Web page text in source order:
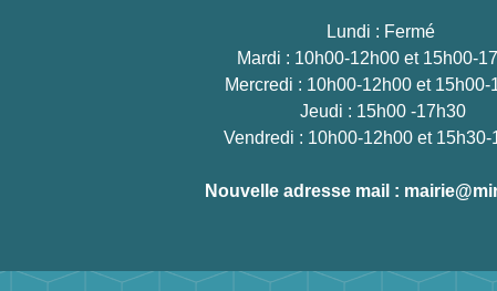
Lundi : Fermé
Mardi : 10h00-12h00 et 15h00-
Mercredi : 10h00-12h00 et 15h00-
Jeudi : 15h00 -17h30
Vendredi : 10h00-12h00 et 15h30-
Nouvelle adresse mail :